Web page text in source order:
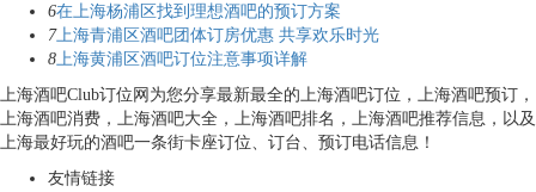
6在上海杨浦区找到理想酒吧的预订方案
7上海青浦区酒吧团体订房优惠 共享欢乐时光
8上海黄浦区酒吧订位注意事项详解
上海酒吧Club订位网为您分享最新最全的上海酒吧订位，上海酒吧预订，
上海酒吧消费，上海酒吧大全，上海酒吧排名，上海酒吧推荐信息，以及
上海最好玩的酒吧一条街卡座订位、订台、预订电话信息！
友情链接